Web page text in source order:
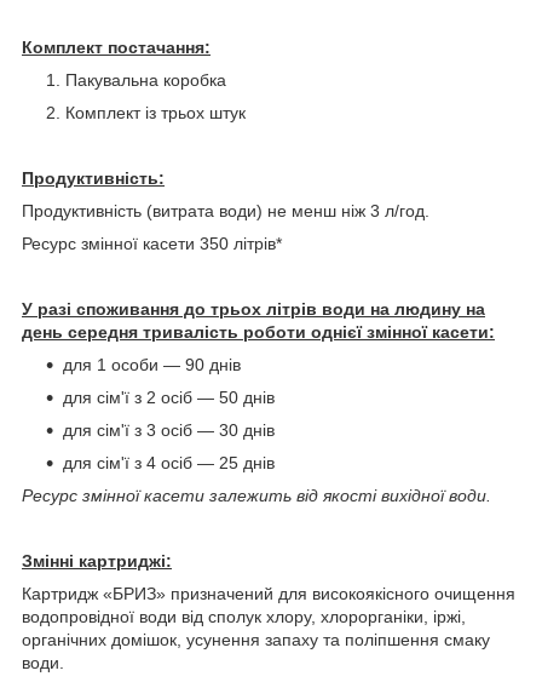
Комплект постачання:
Пакувальна коробка
Комплект із трьох штук
Продуктивність:
Продуктивність (витрата води) не менш ніж 3 л/год.
Ресурс змінної касети 350 літрів*
У разі споживання до трьох літрів води на людину на
день середня тривалість роботи однієї змінної касети:
для 1 особи — 90 днів
для сім'ї з 2 осіб — 50 днів
для сім'ї з 3 осіб — 30 днів
для сім'ї з 4 осіб — 25 днів
Ресурс змінної касети залежить від якості вихідної води.
Змінні картриджі:
Картридж «БРИЗ» призначений для високоякісного очищення
водопровідної води від сполук хлору, хлорорганіки, іржі,
органічних домішок, усунення запаху та поліпшення смаку
води.